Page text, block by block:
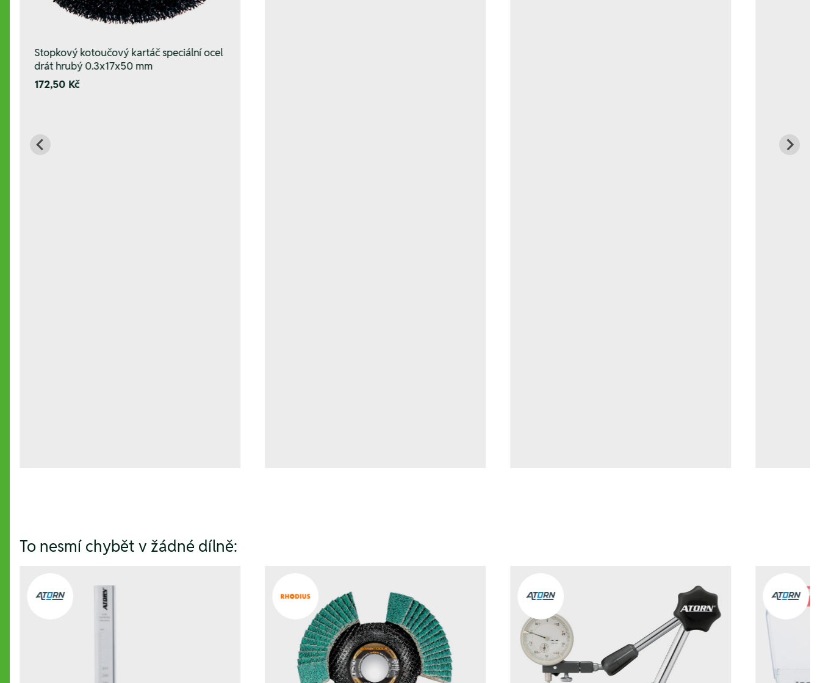
Stopkový kotoučový kartáč speciální ocel
drát hrubý 0.3x17x50 mm
172,50 Kč
To nesmí chybět v žádné dílně: